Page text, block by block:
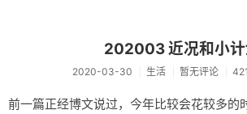
202003 近况和小计
2020-03-30 生活 暂无评论
前一篇正经博文说过，今年比较会花较多的